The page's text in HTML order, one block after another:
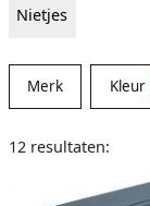
Nietjes
Merk Kleur
12 resultaten: